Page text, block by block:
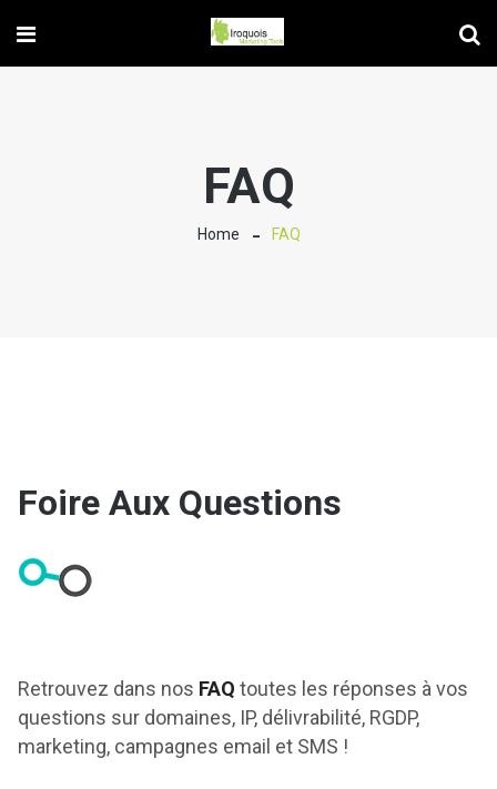
FAQ
Home FAQ
Foire Aux Questions
Retrouvez dans nos FAQ toutes les réponses à vos
questions sur domaines, IP, délivrabilité, RGDP,
marketing, campagnes email et SMS !